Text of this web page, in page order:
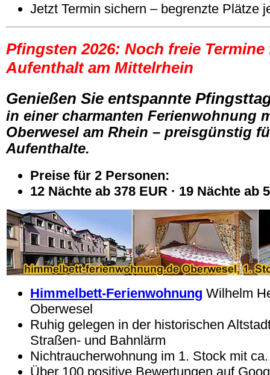
Jetzt Termin sichern – begrenzte Plätze
Pfingsten 2026: Noch freie
Aufenthalt am Mittelrhein
Genießen Sie entspannte
in einer charmanten Ferienwohnung
Oberwesel am Rhein – preisgünstig
Aufenthalte.
Preise für 2 Personen:
12 Nächte ab 378 EUR · 19 Nächte ab
Himmelbett-Ferienwohnung Wilhelm
Oberwesel
Ruhig gelegen in der historischen
Straßen- und Bahnlärm
Nichtraucherwohnung im 1. Stock mit
Über 100 positive Bewertungen auf